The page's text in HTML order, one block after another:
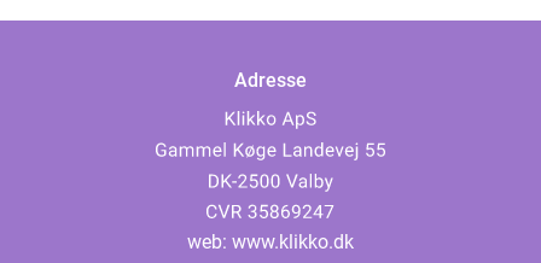
Adresse
web: www.klikko.dk